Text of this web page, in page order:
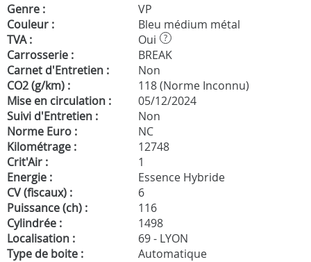
Genre :
VP
Couleur :
Bleu médium métal
TVA :
Oui ?
Carrosserie :
BREAK
Carnet d'Entretien :
Non
CO2 (g/km) :
118 (Norme Inconnu)
Mise en circulation :
05/12/2024
Suivi d'Entretien :
Non
Norme Euro :
NC
Kilométrage :
12748
Crit'Air :
1
Energie :
Essence Hybride
CV (fiscaux) :
6
Puissance (ch) :
116
Cylindrée :
1498
Localisation :
69 - LYON
Type de boite :
Automatique